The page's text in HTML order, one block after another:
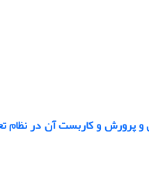
پرورش و کاربست آن در نظام